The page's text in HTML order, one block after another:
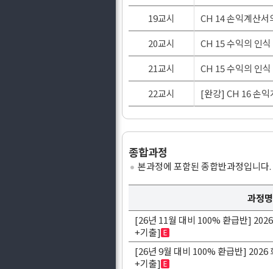
19교시
CH 14 손익계산서
20교시
CH 15 수익의 인
21교시
CH 15 수익의 인
22교시
[완강] CH 16 손익
종합과정
본과정에 포함된 종합반과정입니다.
과정명
[26년 11월 대비 100% 환급반]
+기출]
[26년 9월 대비 100% 환급반] 2026
+기출]